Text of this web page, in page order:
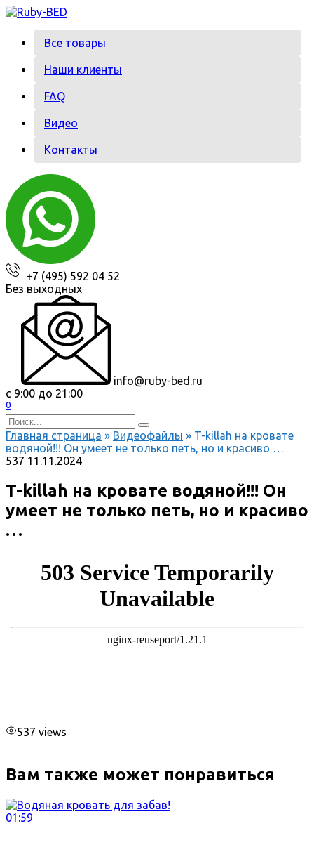
Перейти
содержаниюВсе товары
Наши клиенты
FAQ
Видео
Контакты
+7 (495) 592 04 52
Без выходных
info@ruby-bed.ru
с 9:00 до 21:00
0
Search
for:
Главная страница » Видеофайлы » T-killah на кровате
водяной!!! Он умеет не только петь, но и красиво …
537 11.11.2024
T-killah на кровате водяной!!! Он
умеет не только петь, но и красиво
…
537 views
Вам также может понравиться
01:59